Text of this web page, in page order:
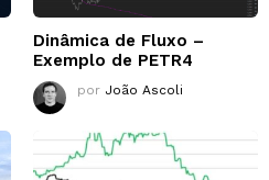
Dinâmica de Fluxo –
Exemplo de PETR4
por João Ascoli